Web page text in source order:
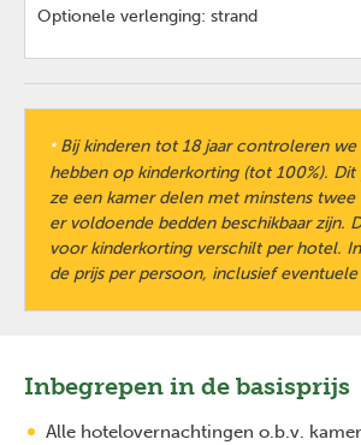
Optionele verlenging: strand
*Bij kinderen tot 18 jaar controleren
hebben op kinderkorting (tot 100%).
ze een kamer delen met minstens twee
er voldoende bedden beschikbaar zijn.
voor kinderkorting verschilt per hotel.
de prijs per persoon, inclusief
Inbegrepen in de basisprijs
Alle hotelovernachtingen o.b.v.